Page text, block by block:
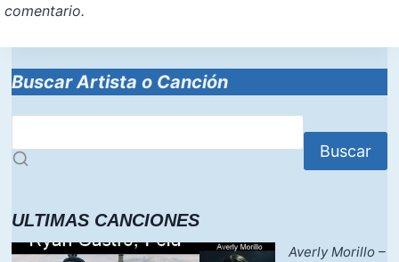
comentario.
Buscar Artista o Canción
Buscar
ULTIMAS CANCIONES
Averly Morillo –